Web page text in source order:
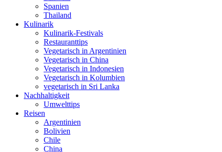
Spanien
Thailand
Kulinarik
Kulinarik-Festivals
Restauranttips
Vegetarisch in Argentinien
Vegetarisch in China
Vegetarisch in Indonesien
Vegetarisch in Kolumbien
vegetarisch in Sri Lanka
Nachhaltigkeit
Umwelttips
Reisen
Argentinien
Bolivien
Chile
China